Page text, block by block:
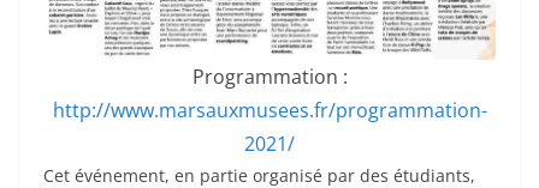
Programmation :
http://www.marsauxmusees.fr/programmation-
2021/
Cet événement, en partie organisé par des étudiants,